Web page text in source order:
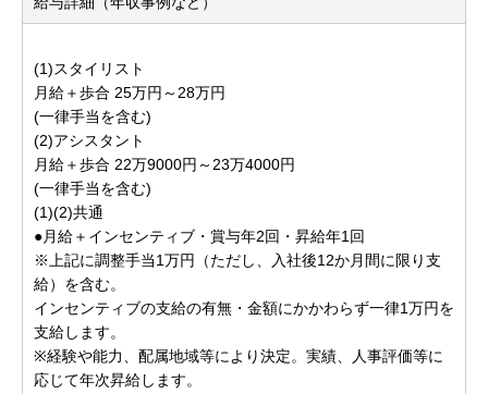
(1)スタイリスト
月給＋歩合 25万円～28万円
(一律手当を含む)
(2)アシスタント
月給＋歩合 22万9000円～23万4000円
(一律手当を含む)
(1)(2)共通
●月給＋インセンティブ・賞与年2回・昇給年1回
※上記に調整手当1万円（ただし、入社後12か月間に限り支
給）を含む。
インセンティブの支給の有無・金額にかかわらず一律1万円を
支給します。
※経験や能力、配属地域等により決定。実績、人事評価等に
応じて年次昇給します。